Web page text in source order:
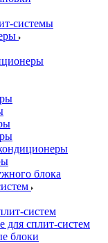
системы
блока
систем
сплит-систем
блоки